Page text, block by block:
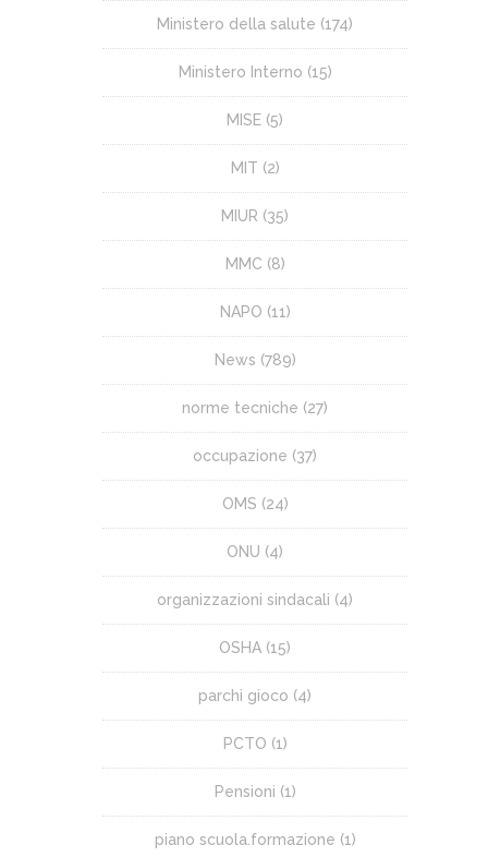
Ministero della salute (174)
Ministero Interno (15)
MISE (5)
MIT (2)
MIUR (35)
MMC (8)
NAPO (11)
News (789)
norme tecniche (27)
occupazione (37)
OMS (24)
ONU (4)
organizzazioni sindacali (4)
OSHA (15)
parchi gioco (4)
PCTO (1)
Pensioni (1)
piano scuola.formazione (1)